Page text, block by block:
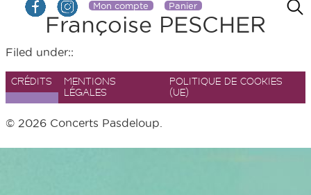
Mon compte Panier
Françoise PESCHER
Filed under::
CRÉDITS
MENTIONS
LÉGALES
POLITIQUE DE COOKIES
(UE)
© 2026 Concerts Pasdeloup.